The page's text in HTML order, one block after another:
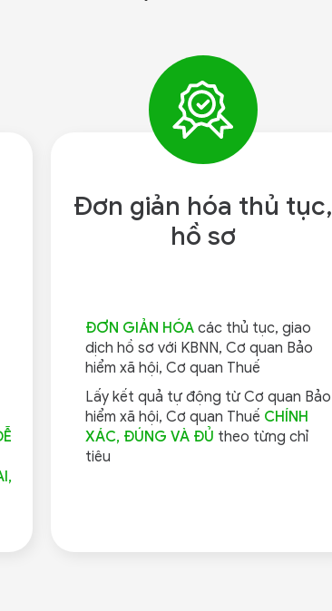
Đơn giản hóa thủ tục,
hồ sơ
ĐƠN GIẢN HÓAcác thủ tục, giao
dịch hồ sơ với KBNN, Cơ quan Bảo
hiểm xã hội, Cơ quan Thuế
Lấy kết quả tự động từ Cơ quan Bảo
hiểm xã hội, Cơ quan Thuế CHÍNH
XÁC, ĐÚNG VÀ ĐỦ theo từng chỉ
tiêu